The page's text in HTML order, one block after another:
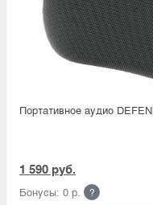
Портативное аудио
1 590 руб.
Бонусы: 0 р. ?